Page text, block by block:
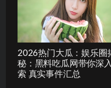
2026热门大瓜：娱乐圈
秘：黑料吃瓜网带你深
索 真实事件汇总